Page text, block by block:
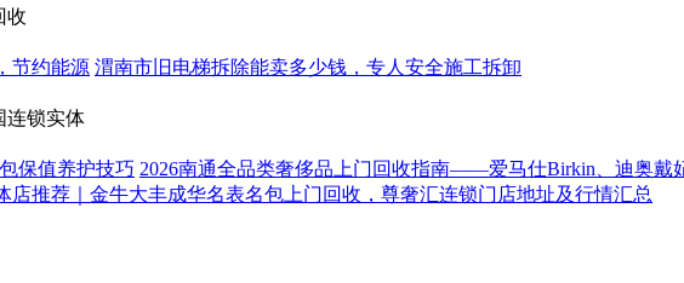
收
节约能源 渭南市旧电梯拆除能卖多少钱，专人安全施工拆卸
连锁实体
保值养护技巧 2026南通全品类奢侈品上门回收指南——爱马仕Birkin、迪奥戴
店推荐｜金牛大丰成华名表名包上门回收，尊奢汇连锁门店地址及行情汇总